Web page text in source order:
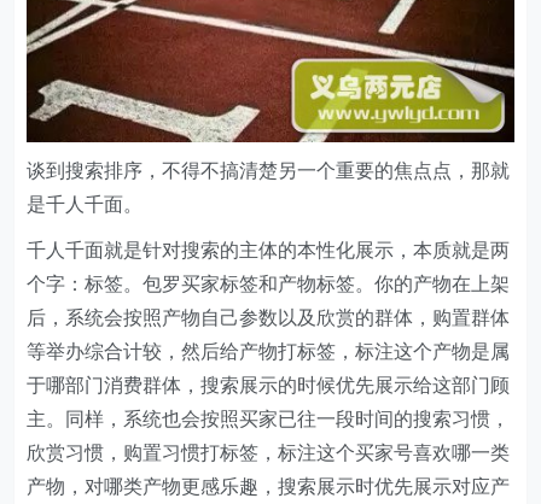
谈到搜索排序，不得不搞清楚另一个重要的焦点点，那就
是千人千面。
千人千面就是针对搜索的主体的本性化展示，本质就是两
个字：标签。包罗买家标签和产物标签。你的产物在上架
后，系统会按照产物自己参数以及欣赏的群体，购置群体
等举办综合计较，然后给产物打标签，标注这个产物是属
于哪部门消费群体，搜索展示的时候优先展示给这部门顾
主。同样，系统也会按照买家已往一段时间的搜索习惯，
欣赏习惯，购置习惯打标签，标注这个买家号喜欢哪一类
产物，对哪类产物更感乐趣，搜索展示时优先展示对应产